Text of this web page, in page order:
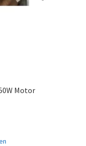
Motor